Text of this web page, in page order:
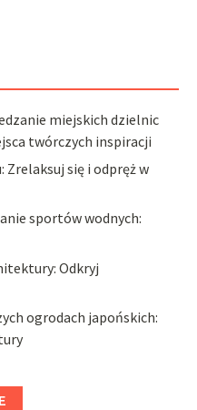
miejskich dzielnic
twórczych inspiracji
Zrelaksuj się i odpręż w
sportów wodnych:
Odkryj
ogrodach japońskich: